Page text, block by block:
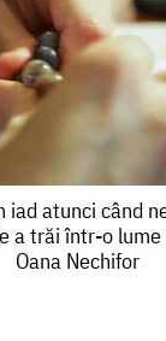
iad atunci când
a trăi într-o
Oana Nechifor